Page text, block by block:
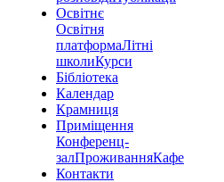
Освітнє
Освітня
платформаЛітні
школиКурси
Бібліотека
Календар
Крамниця
Приміщення
Конференц-
залПроживанняКафе
Контакти